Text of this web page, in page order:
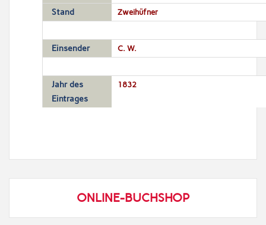
Stand Zweihüfner
Einsender C. W.
Jahr des
Eintrages
1832
ONLINE-BUCHSHOP